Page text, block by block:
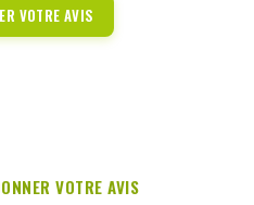
VOTRE AVIS
VOTRE AVIS